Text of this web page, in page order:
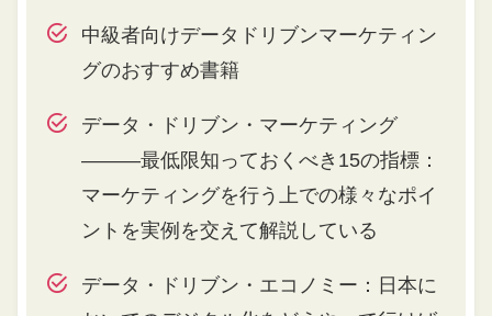
中級者向けデータドリブンマーケティン
グのおすすめ書籍
データ・ドリブン・マーケティング
―――最低限知っておくべき15の指標：
マーケティングを行う上での様々なポイ
ントを実例を交えて解説している
データ・ドリブン・エコノミー：日本に